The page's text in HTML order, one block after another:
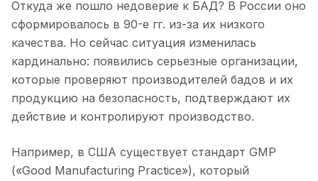
Откуда же пошло недоверие к БАД? В России оно
сформировалось в 90-е гг. из-за их низкого
качества. Но сейчас ситуация изменилась
кардинально: появились серьезные организации,
которые проверяют производителей бадов и их
продукцию на безопасность, подтверждают их
действие и контролируют производство.
Например, в США существует стандарт GMP
(«Good Manufacturing Practice»), который